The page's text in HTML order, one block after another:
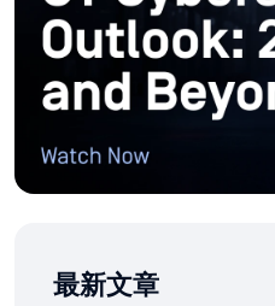
最新文章